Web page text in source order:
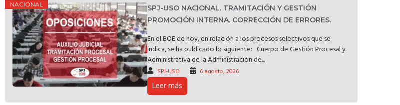
NACIONAL
SPJ-USO NACIONAL. TRAMITACIÓN Y GESTIÓN
PROMOCIÓN INTERNA. CORRECCIÓN DE ERRORES.
En el BOE de hoy, en relación a los procesos selectivos que se
indica, se ha publicado lo siguiente: Cuerpo de Gestión Procesal y
Administrativa de la Administración de...
SPJ-USO 6 agosto, 2026
Leer más